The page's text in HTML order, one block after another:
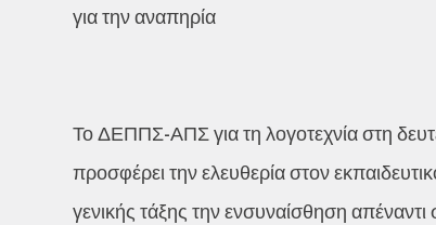
για την αναπηρία
Το ΔΕΠΠΣ-ΑΠΣ για τη λογοτεχνία στη
προσφέρει την ελευθερία στον
γενικής τάξης την ενσυναίσθηση